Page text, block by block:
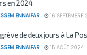
en 2024
ENNAIFAR 16
de deux jours à La
ENNAIFAR 15 AOÛT 2024